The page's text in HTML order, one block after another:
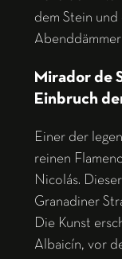
dem Stein und
Mirador de
Einbruch
Einer der
reinen
Nicolás.
Granadiner
Die Kunst
Albaicín, vor